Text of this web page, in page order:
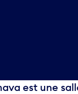
est une